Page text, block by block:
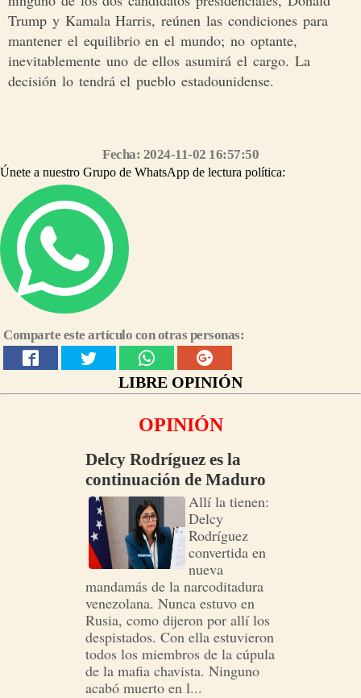
Trump y Kamala Harris, reúnen las condiciones para
mantener el equilibrio en el mundo; no optante,
inevitablemente uno de ellos asumirá el cargo. La
decisión lo tendrá el pueblo estadounidense.
Fecha: 2024-11-02 16:57:50
Únete a nuestro Grupo de WhatsApp de lectura política:
Comparte este artículo con otras personas:
LIBRE OPINIÓN
OPINIÓN
Delcy Rodríguez es la
continuación de Maduro
Allí la tienen:
Delcy
Rodríguez
convertida en
nueva
mandamás de la narcoditadura
venezolana. Nunca estuvo en
Rusia, como dijeron por allí los
despistados. Con ella estuvieron
todos los miembros de la cúpula
de la mafia chavista. Ninguno
acabó muerto en l...